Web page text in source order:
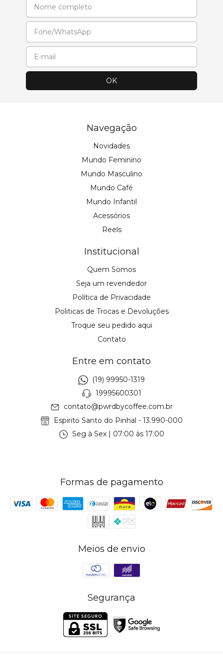
Navegação
Novidades
Mundo Feminino
Mundo Masculino
Mundo Café
Mundo Infantil
Acessórios
Reels
Institucional
Quem Somos
Seja um revendedor
Política de Privacidade
Politicas de Trocas e Devoluções
Troque seu pedido aqui
Contato
Entre em contato
(19) 99950-1319
19995600301
contato@pwrdbycoffee.com.br
Espirito Santo do Pinhal - 13.990-000
Seg à Sex | 07:00 às 17:00
Formas de pagamento
Meios de envio
Segurança